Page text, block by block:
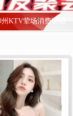
州KTV荤场消费明细